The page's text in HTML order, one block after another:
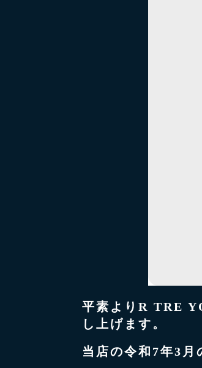
平素よりR TRE
し上げます。
当店の令和7年3月